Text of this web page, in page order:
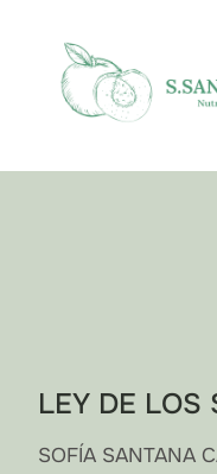
LEY DE LOS
SOFÍA SANTANA